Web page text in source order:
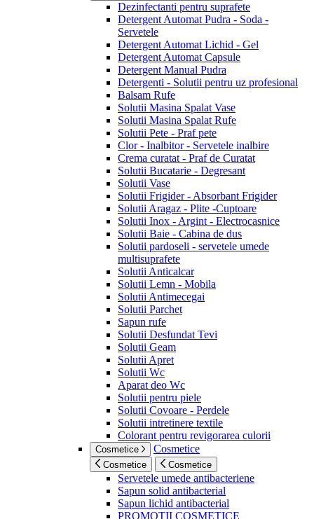
Dezinfectanti pentru suprafete
Detergent Automat Pudra - Soda -
Servetele
Detergent Automat Lichid - Gel
Detergent Automat Capsule
Detergent Manual Pudra
Detergenti - Solutii pentru uz profesional
Balsam Rufe
Solutii Masina Spalat Vase
Solutii Masina Spalat Rufe
Solutii Pete - Praf pete
Clor - Inalbitor - Servetele inalbire
Crema curatat - Praf de Curatat
Solutii Bucatarie - Degresant
Solutii Vase
Solutii Frigider - Absorbant Frigider
Solutii Aragaz - Plite -Cuptoare
Solutii Inox - Argint - Electrocasnice
Solutii Baie - Cabina de dus
Solutii pardoseli - servetele umede
multisuprafete
Solutii Anticalcar
Solutii Lemn - Mobila
Solutii Antimecegai
Solutii Parchet
Sapun rufe
Solutii Desfundat Tevi
Solutii Geam
Solutii Apret
Solutii Wc
Aparat deo Wc
Solutii pentru piele
Solutii Covoare - Perdele
Solutii intretinere textile
Colorant pentru revigorarea culorii
Cosmetice Cosmetice
Cosmetice Cosmetice
Servetele umede antibacteriene
Sapun solid antibacterial
Sapun lichid antibacterial
PROMOTII COSMETICE